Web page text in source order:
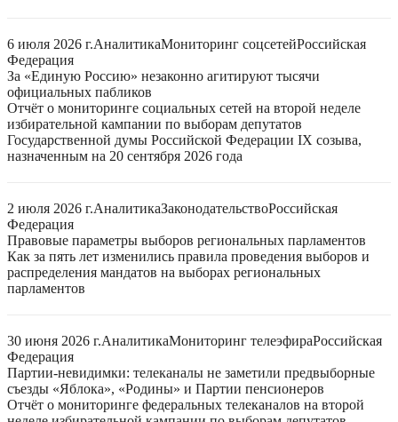
6 июля 2026 г.АналитикаМониторинг соцсетейРоссийская
Федерация
За «Единую Россию» незаконно агитируют тысячи
официальных пабликов
Отчёт о мониторинге социальных сетей на второй неделе
избирательной кампании по выборам депутатов
Государственной думы Российской Федерации IX созыва,
назначенным на 20 сентября 2026 года
2 июля 2026 г.АналитикаЗаконодательствоРоссийская
Федерация
Правовые параметры выборов региональных парламентов
Как за пять лет изменились правила проведения выборов и
распределения мандатов на выборах региональных
парламентов
30 июня 2026 г.АналитикаМониторинг телеэфираРоссийская
Федерация
Партии-невидимки: телеканалы не заметили предвыборные
съезды «Яблока», «Родины» и Партии пенсионеров
Отчёт о мониторинге федеральных телеканалов на второй